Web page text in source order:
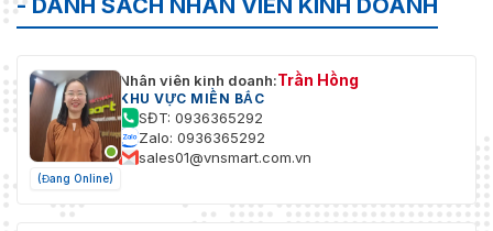
- DANH SÁCH NHÂN VIÊN KINH DOANH
(Đang Online)
Nhân viên kinh doanh:Trần Hồng
KHU VỰC MIỀN BẮC
SĐT: 0936365292
Zalo: 0936365292
sales01@vnsmart.com.vn